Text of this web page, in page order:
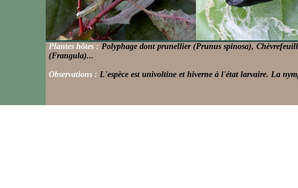
Plantes hôtes : Polyphage dont prunellier (Prunus spinosa),
(Frangula)...
Observations : L'espèce est univoltine et hiverne à l'état larvaire. La